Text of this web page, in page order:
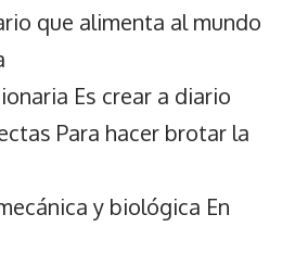
que alimenta al mundo
Es crear a diario
Para hacer brotar la
y biológica En